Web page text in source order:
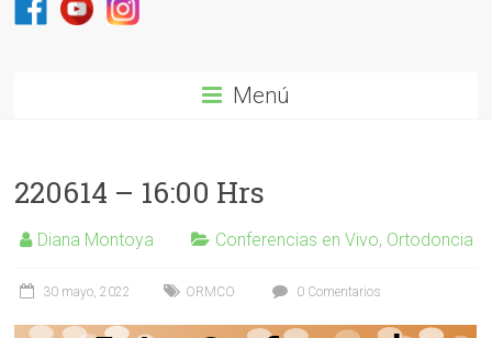
Menú
220614 – 16:00 Hrs
Diana Montoya Conferencias en Vivo, Ortodoncia
30 mayo, 2022 ORMCO 0 Comentarios